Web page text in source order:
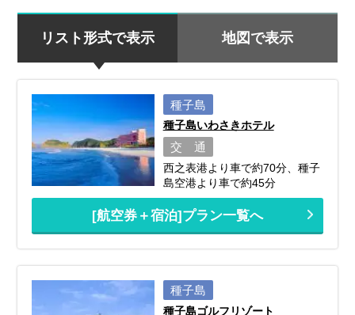
リスト形式で表示 地図で表示
種子島
種子島いわさきホテル
交 通
西之表港より車で約70分、種子
島空港より車で約45分
[航空券＋宿泊]プラン一覧へ
種子島
種子島ゴルフリゾート